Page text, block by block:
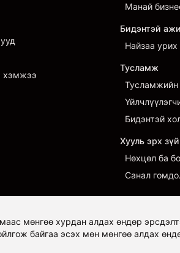
хэмжээ
Манай
Бидэнтэй
Найзаа урих
Тусламж
Тусламжийн
Бидэнтэй
Хууль эрх зүй
Нөхцөл ба
Санал
мөнгөө хурдан алдах өндөр
байгаа эсэх мөн мөнгөө алдах